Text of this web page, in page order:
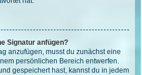
Signatur anfügen?
anzufügen, musst du zunächst eine
persönlichen Bereich entwerfen.
gespeichert hast, kannst du in jedem